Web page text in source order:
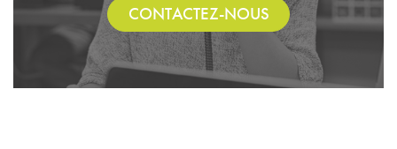
CONTACTEZ-NOUS